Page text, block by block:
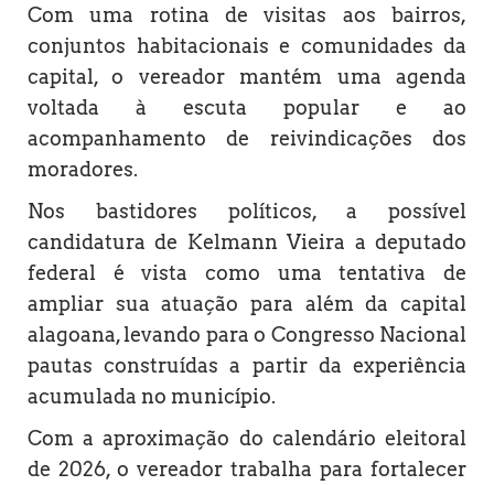
Com uma rotina de visitas aos bairros,
conjuntos habitacionais e comunidades da
capital, o vereador mantém uma agenda
voltada à escuta popular e ao
acompanhamento de reivindicações dos
moradores.
Nos bastidores políticos, a possível
candidatura de Kelmann Vieira a deputado
federal é vista como uma tentativa de
ampliar sua atuação para além da capital
alagoana, levando para o Congresso Nacional
pautas construídas a partir da experiência
acumulada no município.
Com a aproximação do calendário eleitoral
de 2026, o vereador trabalha para fortalecer